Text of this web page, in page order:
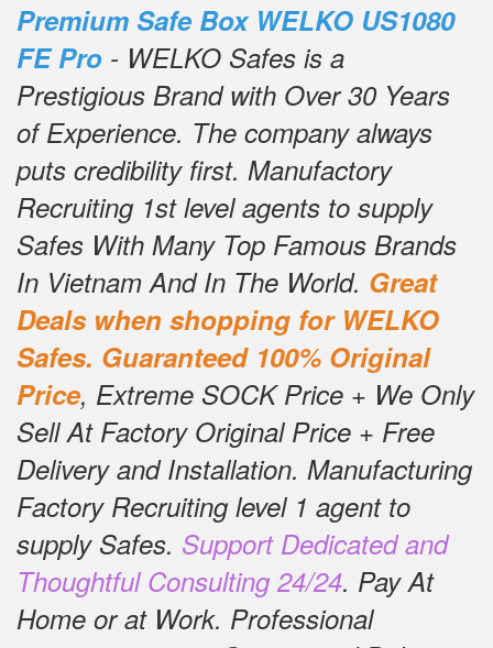
Premium Safe Box WELKO US1080
FE Pro - WELKO Safes is a
Prestigious Brand with Over 30 Years
of Experience. The company always
puts credibility first. Manufactory
Recruiting 1st level agents to supply
Safes With Many Top Famous Brands
In Vietnam And In The World. Great
Deals when shopping for WELKO
Safes. Guaranteed 100% Original
Price, Extreme SOCK Price + We Only
Sell At Factory Original Price + Free
Delivery and Installation. Manufacturing
Factory Recruiting level 1 agent to
supply Safes. Support Dedicated and
Thoughtful Consulting 24/24. Pay At
Home or at Work. Professional